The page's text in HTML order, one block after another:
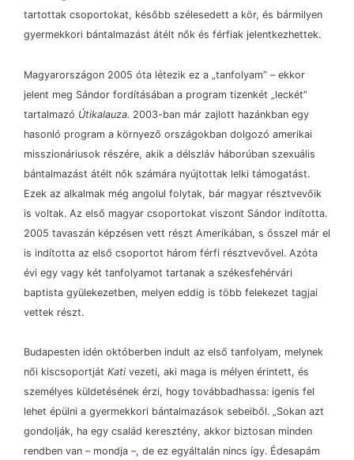
tartottak csoportokat, később szélesedett a kör, és bármilyen
gyermekkori bántalmazást átélt nők és férfiak jelentkezhettek.
Magyarországon 2005 óta létezik ez a „tanfolyam” –ekkor
jelent meg Sándor fordításában a program tizenkét „leckét”
tartalmazó Útikalauza. 2003-ban már zajlott hazánkban egy
hasonló program a környező országokban dolgozó amerikai
misszionáriusok részére, akik a délszláv háborúban szexuális
bántalmazást átélt nők számára nyújtottak lelki támogatást.
Ezek az alkalmak még angolul folytak, bár magyar résztvevőik
is voltak. Az első magyar csoportokat viszont Sándor indította.
2005 tavaszán képzésen vett részt Amerikában, s ősszel már el
is indította az első csoportot három férfi résztvevővel. Azóta
évi egy vagy két tanfolyamot tartanak a székesfehérvári
baptista gyülekezetben, melyen eddig is több felekezet tagjai
vettek részt.
Budapesten idén októberben indult az első tanfolyam, melynek
női kiscsoportját Kati vezeti, aki maga is mélyen érintett, és
személyes küldetésének érzi, hogy továbbadhassa: igenis fel
lehet épülni a gyermekkori bántalmazások sebeiből. „Sokan azt
gondolják, ha egy család keresztény, akkor biztosan minden
rendben van –mondja –, de ez egyáltalán nincs így. Édesapám